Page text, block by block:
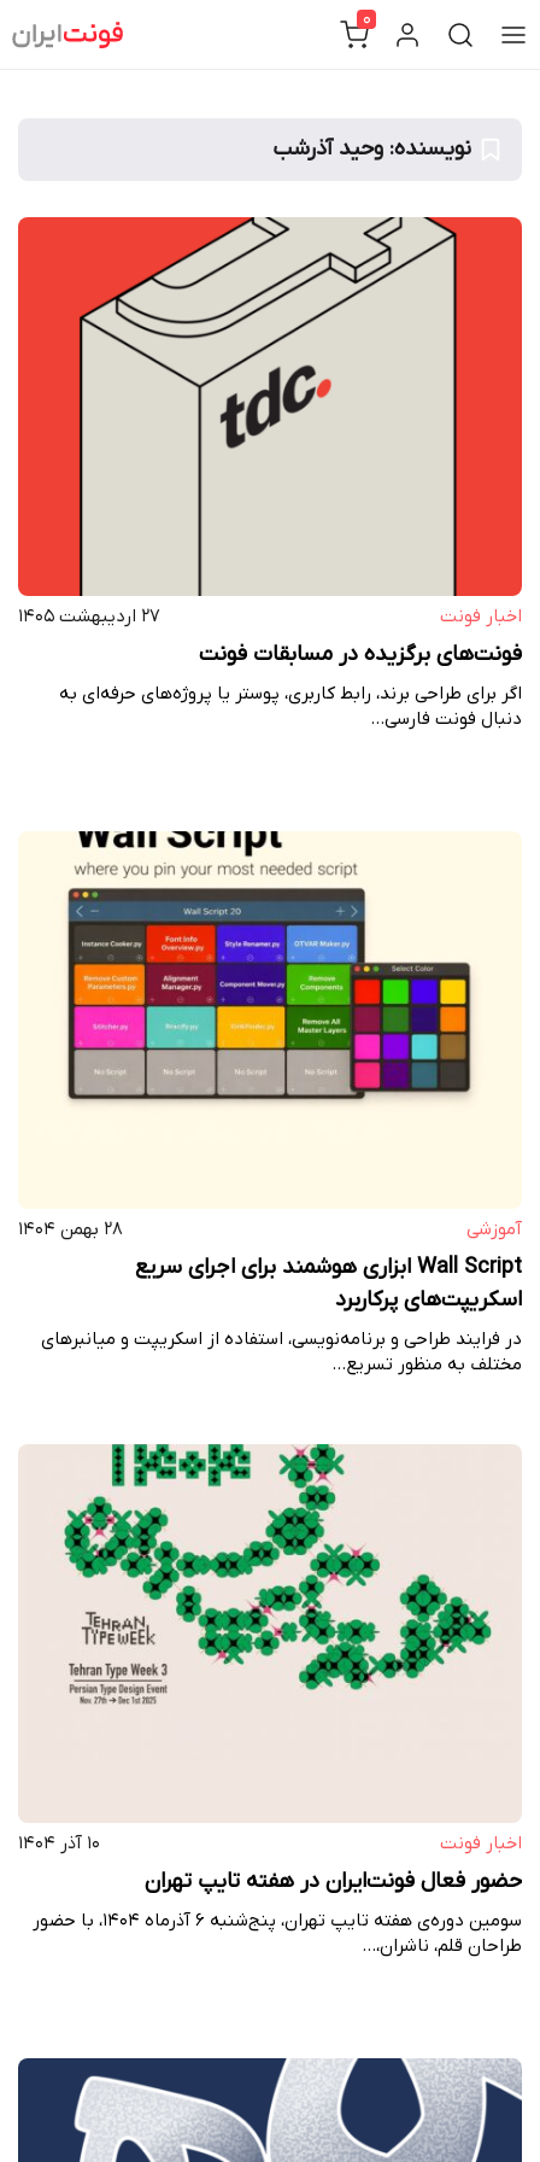
to
0
نویسنده: وحید آذرشب
اخبار فونت ۲۷ اردیبهشت ۱۴۰۵
فونت‌های برگزیده در مسابقات فونت
اگر برای طراحی برند، رابط کاربری، پوستر یا پروژه‌های حرفه‌ای به
دنبال فونت فارسی…
آموزشی ۲۸ بهمن ۱۴۰۴
Wall Script ابزاری هوشمند برای اجرای سریع
اسکریپت‌های پرکاربرد
در فرایند طراحی و برنامه‌نویسی، استفاده از اسکریپت‌ و میانبرهای
مختلف به منظور تسریع…
اخبار فونت ۱۰ آذر ۱۴۰۴
حضور فعال فونت‌ایران در هفته تایپ تهران
سومین دوره‌ی هفته تایپ تهران، پنج‌شنبه ۶ آذرماه ۱۴۰۴، با حضور
طراحان قلم، ناشران،…